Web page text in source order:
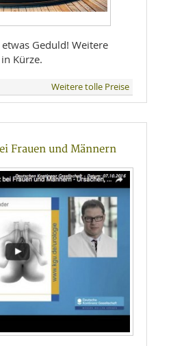
Geduld! Weitere
Kürze.
Weitere tolle Preise
Frauen und Männern